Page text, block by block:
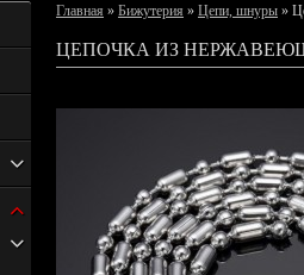
Главная » Бижутерия » Цепи, шнуры »
ЦЕПОЧКА ИЗ